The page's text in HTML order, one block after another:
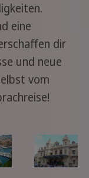
eine
dir
und neue
vom